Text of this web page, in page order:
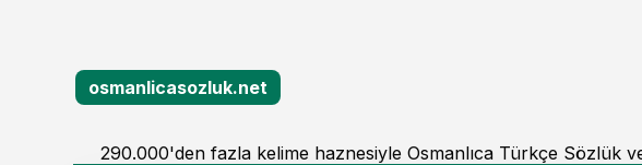
osmanlicasozluk.net
290.000'den fazla kelime haznesiyle Osmanlıca Türkçe Sözlük